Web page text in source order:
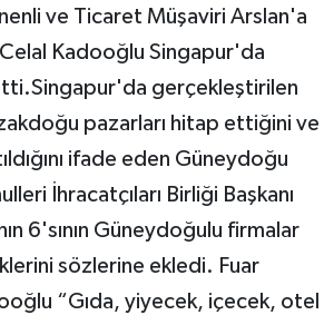
ve Ticaret Müşaviri Arslan'a
Kadooğlu Singapur'da
gerçekleştirilen
pazarları hitap ettiğini ve
ifade eden Güneydoğu
İhracatçıları Birliği Başkanı
6'sının Güneydoğulu firmalar
sözlerine ekledi. Fuar
“Gıda, yiyecek, içecek, otel